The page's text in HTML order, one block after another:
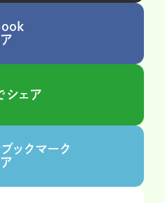
シェア
ックマーク